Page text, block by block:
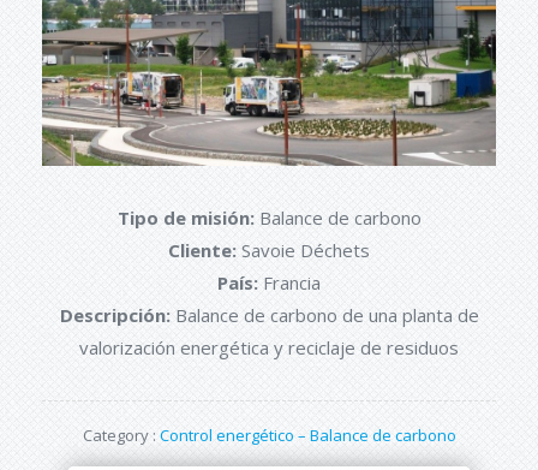
Tipo de misión:Balance de carbono
Cliente: Savoie Déchets
País: Francia
Descripción: Balance de carbono de una planta de
valorización energética y reciclaje de residuos
Category : Control energético – Balance de carbono